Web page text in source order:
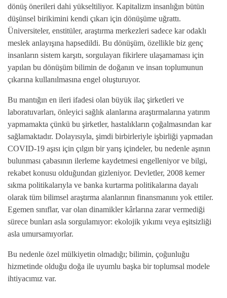
dönüş önerileri dahi yükseltiliyor. Kapitalizm insanlığın bütün
düşünsel birikimini kendi çıkarı için dönüşüme uğrattı.
Üniversiteler, enstitüler, araştırma merkezleri sadece kar odaklı
meslek anlayışına hapsedildi. Bu dönüşüm, özellikle biz genç
insanların sistem karşıtı, sorgulayan fikirlere ulaşamaması için
yapılan bu dönüşüm bilimin de doğanın ve insan toplumunun
çıkarına kullanılmasına engel oluşturuyor.
Bu mantığın en ileri ifadesi olan büyük ilaç şirketleri ve
laboratuvarları, önleyici sağlık alanlarına araştırmalarına yatırım
yapmamakta çünkü bu şirketler, hastalıkların çoğalmasından kar
sağlamaktadır. Dolayısıyla, şimdi birbirleriyle işbirliği yapmadan
COVID-19 aşısı için çılgın bir yarış içindeler, bu nedenle aşının
bulunması çabasının ilerleme kaydetmesi engelleniyor ve bilgi,
rekabet konusu olduğundan gizleniyor. Devletler, 2008 kemer
sıkma politikalarıyla ve banka kurtarma politikalarına dayalı
olarak tüm bilimsel araştırma alanlarının finansmanını yok ettiler.
Egemen sınıflar, var olan dinamikler kârlarına zarar vermediği
sürece bunları asla sorgulamıyor: ekolojik yıkımı veya eşitsizliği
asla umursamıyorlar.
Bu nedenle özel mülkiyetin olmadığı; bilimin, çoğunluğu
hizmetinde olduğu doğa ile uyumlu başka bir toplumsal modele
ihtiyacımız var.